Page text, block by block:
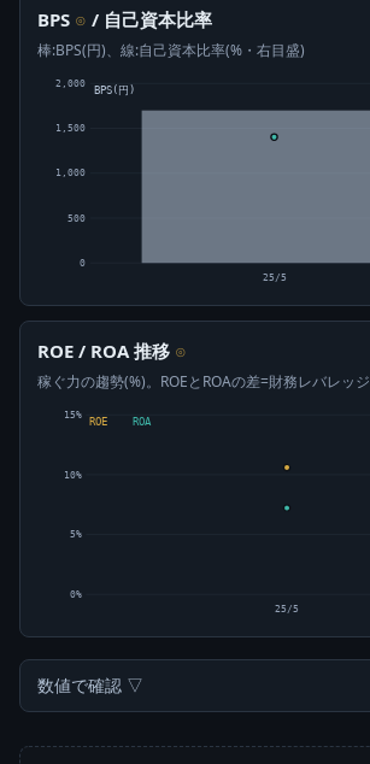
BPS ⊙ / 自己資本比率
棒:BPS(円)、線:自己資本比率(%・右目盛)
0
500
1,000
1,500
2,000
25/5
BPS(円)
ROE / ROA 推移 ⊙
稼ぐ力の趨勢(%)。ROEとROAの差=財務レバレッジ
0%
5%
10%
15%
ROE ROA
25/5
数値で確認 ▽